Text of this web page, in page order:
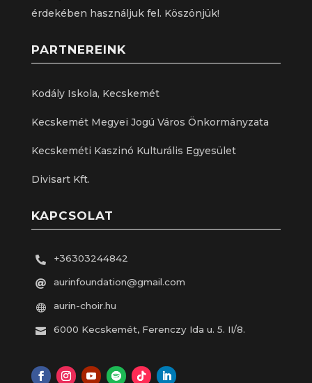
érdekében használjuk fel. Köszönjük!
PARTNEREINK
Kodály Iskola, Kecskemét
Kecskemét Megyei Jogú Város Önkormányzata
Kecskeméti Kaszinó Kulturális Egyesület
Divisart Kft.
KAPCSOLAT
 +36303244842
 aurinfoundation@gmail.com
 aurin-choir.hu
 6000 Kecskemét, Ferenczy Ida u. 5. II/8.